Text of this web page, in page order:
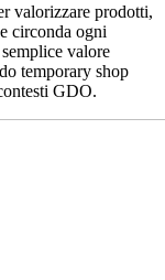
valorizzare prodotti,
circonda ogni
valore
temporary shop
GDO.